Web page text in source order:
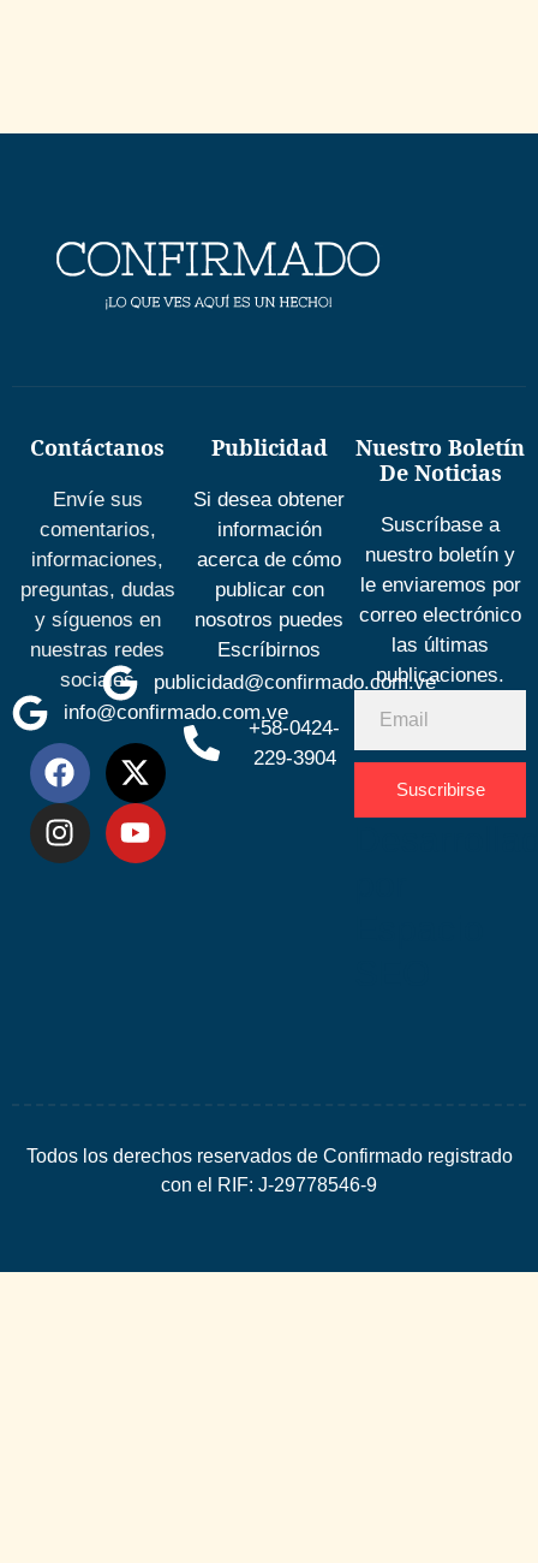
Contáctanos
Envíe sus
comentarios,
informaciones,
preguntas, dudas
y síguenos en
nuestras redes
sociales
info@confirmado.com.ve
Publicidad
Si desea obtener
información
acerca de cómo
publicar con
nosotros puedes
Escríbirnos
publicidad@confirmado.com.ve
+58-0424-
229-3904
Nuestro Boletín
De Noticias
Suscríbase a
nuestro boletín y
le enviaremos por
correo electrónico
las últimas
publicaciones.
Suscribirse
Todos los derechos reservados de Confirmado registrado
con el RIF: J-29778546-9